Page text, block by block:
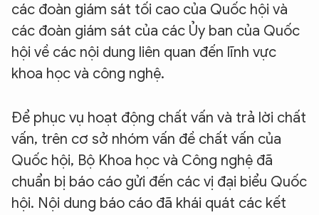
các đoàn giám sát tối cao của Quốc hội và
các đoàn giám sát của các Ủy ban của Quốc
hội về các nội dung liên quan đến lĩnh vực
khoa học và công nghệ.
Để phục vụ hoạt động chất vấn và trả lời chất
vấn, trên cơ sở nhóm vấn đề chất vấn của
Quốc hội, Bộ Khoa học và Công nghệ đã
chuẩn bị báo cáo gửi đến các vị đại biểu Quốc
hội. Nội dung báo cáo đã khái quát các kết